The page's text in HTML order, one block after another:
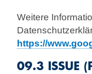
Weitere
https://
09.3 ISSUE